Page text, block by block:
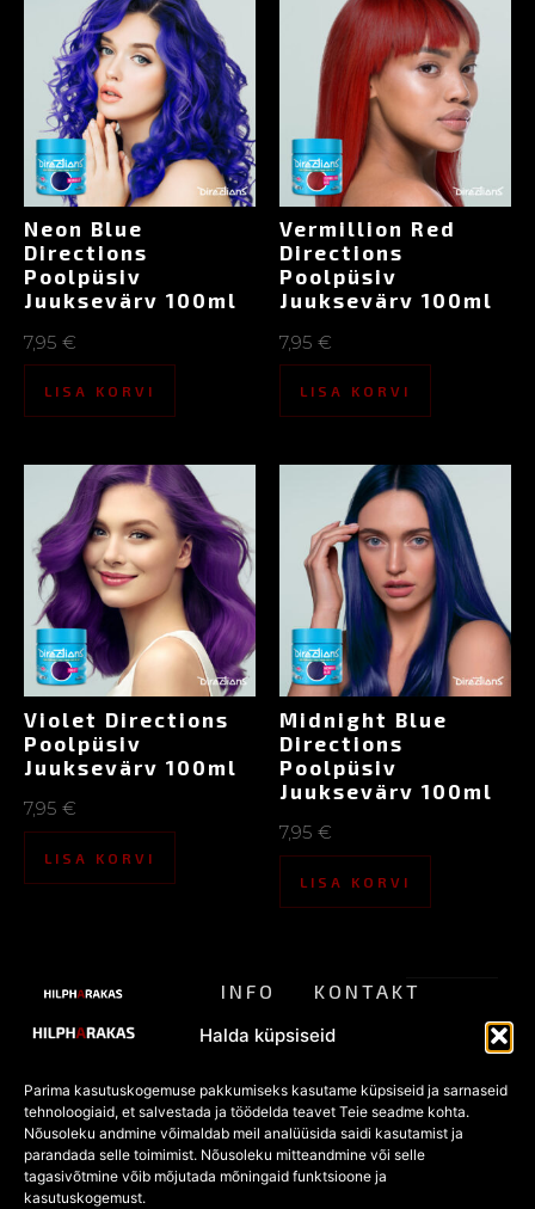
Halda küpsiseid
Parima kasutuskogemuse pakkumiseks kasutame küpsiseid ja sarnaseid
tehnoloogiaid, et salvestada ja töödelda teavet Teie seadme kohta.
Nõusoleku andmine võimaldab meil analüüsida saidi kasutamist ja
parandada selle toimimist. Nõusoleku mitteandmine või selle
tagasivõtmine võib mõjutada mõningaid funktsioone ja
kasutuskogemust.
Neon Blue
Directions
Poolpüsiv
Juuksevärv 100ml
7,95 €
LISA KORVI
Vermillion Red
Directions
Poolpüsiv
Juuksevärv 100ml
7,95 €
LISA KORVI
Violet Directions
Poolpüsiv
Juuksevärv 100ml
7,95 €
LISA KORVI
Midnight Blue
Directions
Poolpüsiv
Juuksevärv 100ml
7,95 €
LISA KORVI
POOD
Eesti
vanim
alternatiivmoe
pood
alates
POOD
Kõik
INFO
Meist
KKK
KONTAKT
pood@hilpharakas.ee
5182136
Facebook
Privaatsu
Müügitingi
mused